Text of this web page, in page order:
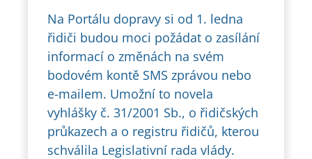
Na Portálu dopravy si od 1. ledna
řidiči budou moci požádat o zasílání
informací o změnách na svém
bodovém kontě SMS zprávou nebo
e-mailem. Umožní to novela
vyhlášky č. 31/2001 Sb., o řidičských
průkazech a o registru řidičů, kterou
schválila Legislativní rada vlády.